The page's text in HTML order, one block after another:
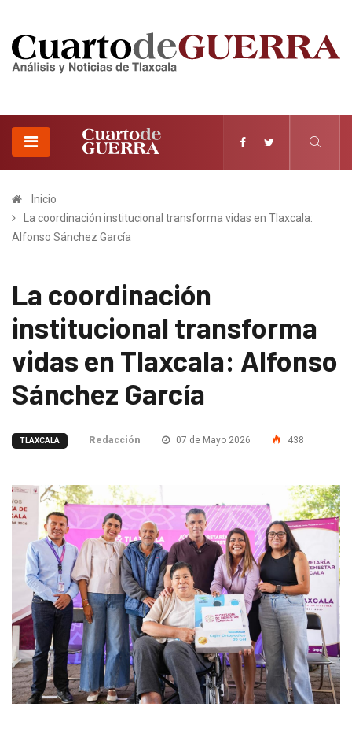
Inicio
La coordinación institucional transforma vidas en Tlaxcala:
Alfonso Sánchez García
La coordinación
institucional transforma
vidas en Tlaxcala: Alfonso
Sánchez García
TLAXCALA Redacción 07 de Mayo 2026 438